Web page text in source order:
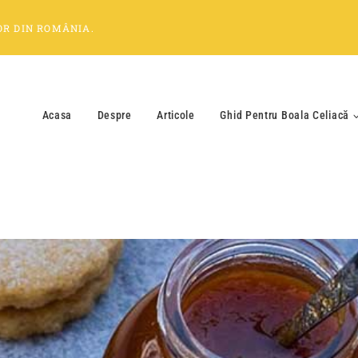
DIN ROMÂNIA .
Acasa Despre Articole Ghid Pentru Boala Celiacă